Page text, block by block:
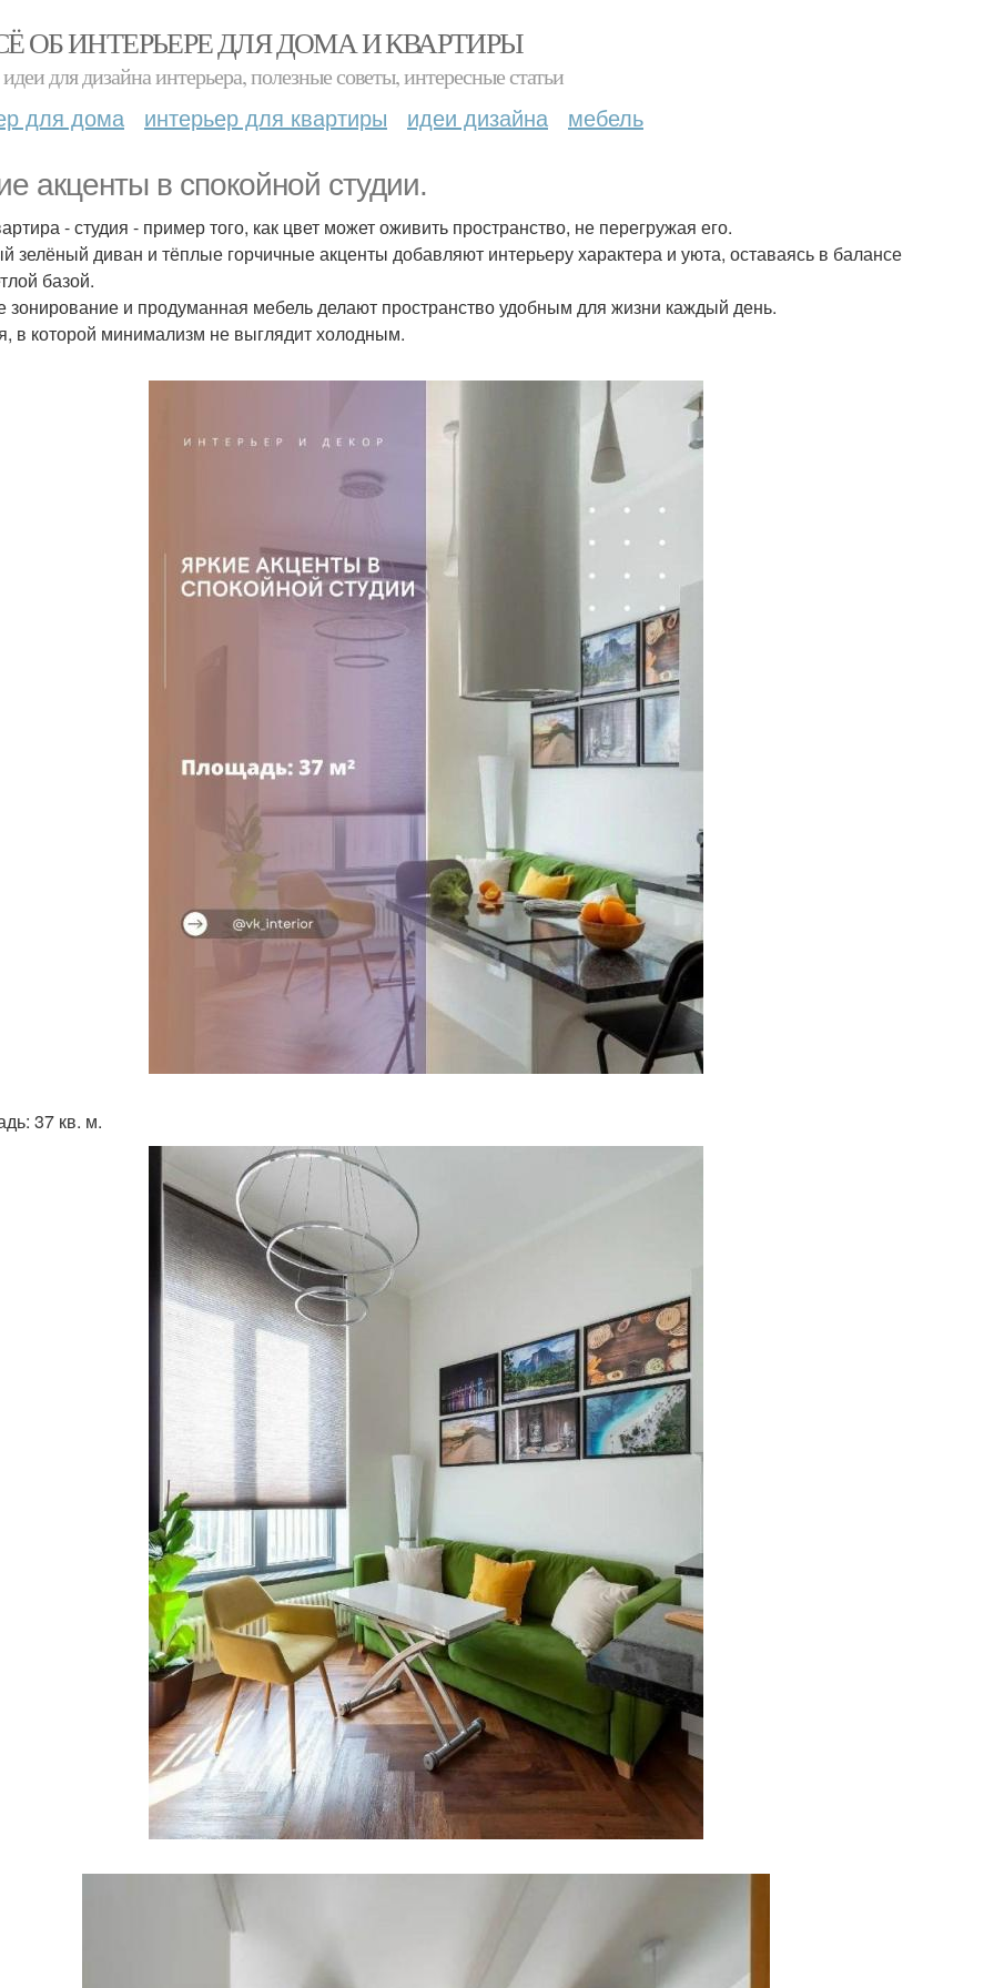
ОБ ИНТЕРЬЕРЕ ДЛЯ ДОМА И КВАРТИРЫ
для дизайна интерьера, полезные советы, интересные статьи
для дома интерьер для квартиры идеи дизайна мебель
акценты в спокойной студии.
- студия - пример того, как цвет может оживить пространство, не перегружая его.
зелёный диван и тёплые горчичные акценты добавляют интерьеру характера и уюта, оставаясь в балансе
базой.
зонирование и продуманная мебель делают пространство удобным для жизни каждый день.
в которой минимализм не выглядит холодным.
37 кв. м.